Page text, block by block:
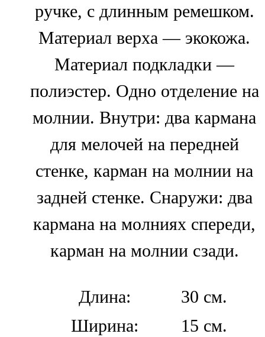
ручке, с длинным ремешком.
Материал верха — экокожа.
Материал подкладки —
полиэстер. Одно отделение на
молнии. Внутри: два кармана
для мелочей на передней
стенке, карман на молнии на
задней стенке. Снаружи: два
кармана на молниях спереди,
карман на молнии сзади.
Длина:
30 см.
Ширина:
15 см.